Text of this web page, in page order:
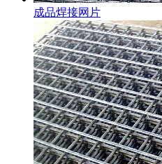
成品焊接网片